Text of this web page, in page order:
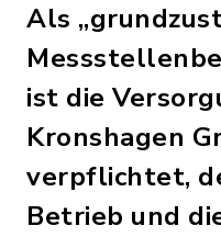
Als
ist die
Kronshagen
verpflichtet,
Betrieb und